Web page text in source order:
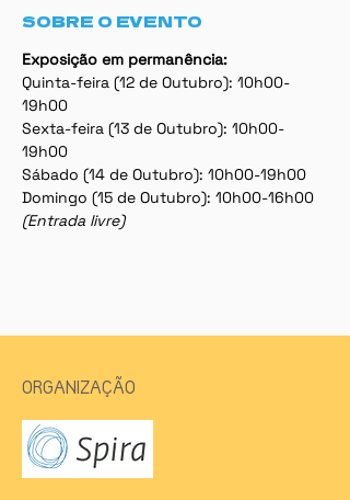
SOBRE O EVENTO
Exposição em permanência:
Quinta-feira (12 de Outubro): 10h00-
19h00
Sexta-feira (13 de Outubro): 10h00-
19h00
Sábado (14 de Outubro): 10h00-19h00
Domingo (15 de Outubro): 10h00-16h00
(Entrada livre)
ORGANIZAÇÃO